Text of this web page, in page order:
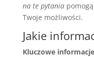
na te pytania
Twoje możliwości.
Jakie
Kluczowe informacje